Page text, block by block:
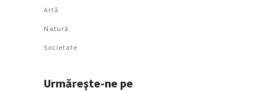
Artǎ
Natură
Societate
Urmăreşte-ne pe